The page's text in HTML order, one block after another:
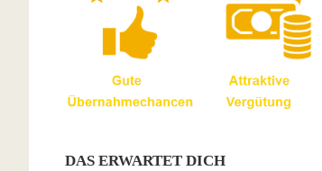
DAS ERWARTET DICH